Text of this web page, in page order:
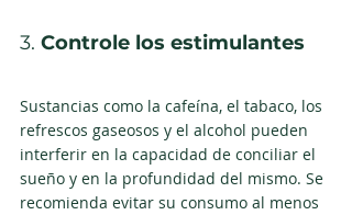
3. Controle los estimulantes
Sustancias como la cafeína, el tabaco, los
refrescos gaseosos y el alcohol pueden
interferir en la capacidad de conciliar el
sueño y en la profundidad del mismo. Se
recomienda evitar su consumo al menos